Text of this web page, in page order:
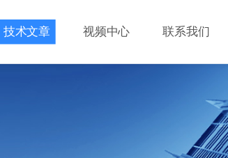
技术文章 视频中心 联系我们